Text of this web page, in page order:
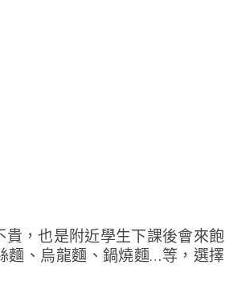
，也是附近學生下課後會來飽
麵、烏龍麵、鍋燒麵…等，選擇